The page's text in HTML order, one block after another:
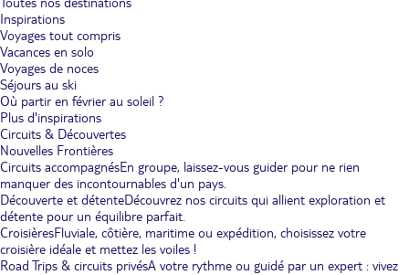
Inspirations
Voyages tout compris
Vacances en solo
Voyages de noces
Séjours au ski
Où partir en février au soleil ?
Plus d'inspirations
Circuits & Découvertes
Nouvelles Frontières
Circuits accompagnésEn groupe, laissez-vous guider pour ne rien
manquer des incontournables d'un pays.
Découverte et détenteDécouvrez nos circuits qui allient exploration et
détente pour un équilibre parfait.
CroisièresFluviale, côtière, maritime ou expédition, choisissez votre
croisière idéale et mettez les voiles !
Road Trips & circuits privésA votre rythme ou guidé par un expert : vivez